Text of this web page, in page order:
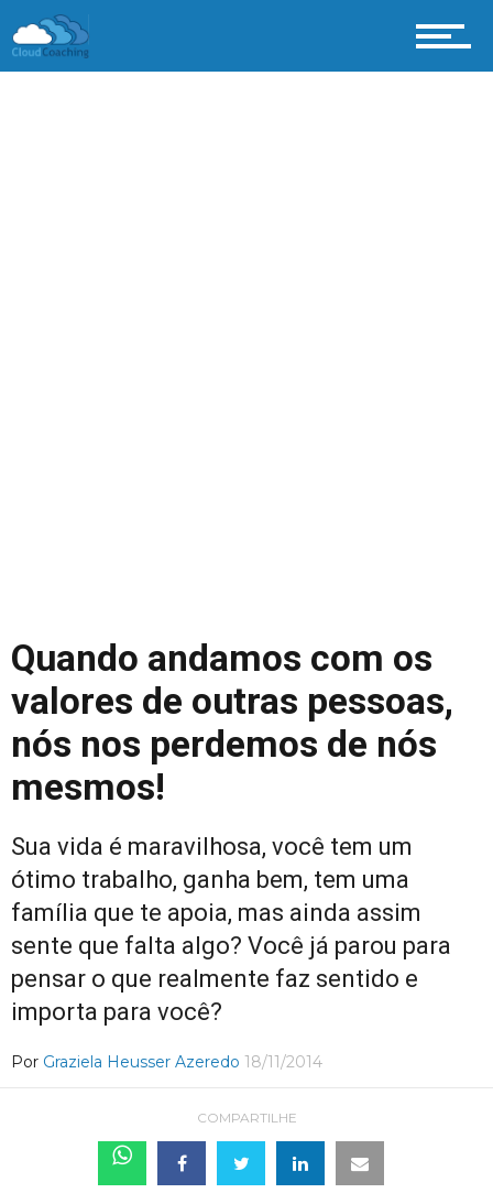
Quando andamos com os
valores de outras pessoas,
nós nos perdemos de nós
mesmos!
Sua vida é maravilhosa, você tem um
ótimo trabalho, ganha bem, tem uma
família que te apoia, mas ainda assim
sente que falta algo? Você já parou para
pensar o que realmente faz sentido e
importa para você?
Por Graziela Heusser Azeredo 18/11/2014
COMPARTILHE